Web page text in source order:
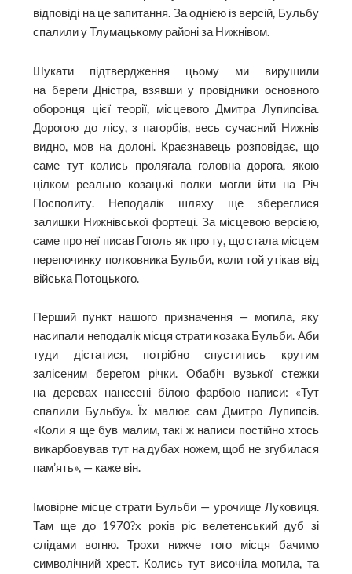
відповіді на це запитання. За однією із версій, Бульбу
спалили у Тлумацькому районі за Нижнівом.
Шукати підтвердження цьому ми вирушили
на береги Дністра, взявши у провідники основного
оборонця цієї теорії, місцевого Дмитра Лупипсіва.
Дорогою до лісу, з пагорбів, весь сучасний Нижнів
видно, мов на долоні. Краєзнавець розповідає, що
саме тут колись пролягала головна дорога, якою
цілком реально козацькі полки могли йти на Річ
Посполиту. Неподалік шляху ще збереглися
залишки Нижнівської фортеці. За місцевою версією,
саме про неї писав Гоголь як про ту, що стала місцем
перепочинку полковника Бульби, коли той утікав від
війська Потоцького.
Перший пункт нашого призначення — могила, яку
насипали неподалік місця страти козака Бульби. Аби
туди дістатися, потрібно спуститись крутим
залісеним берегом річки. Обабіч вузької стежки
на деревах нанесені білою фарбою написи: «Тут
спалили Бульбу». Їх малює сам Дмитро Лупипсів.
«Коли я ще був малим, такі ж написи постійно хтось
викарбовував тут на дубах ножем, щоб не згубилася
пам’ять», — каже він.
Імовірне місце страти Бульби — урочище Луковиця.
Там ще до 1970?х років ріс велетенський дуб зі
слідами вогню. Трохи нижче того місця бачимо
символічний хрест. Колись тут височіла могила, та